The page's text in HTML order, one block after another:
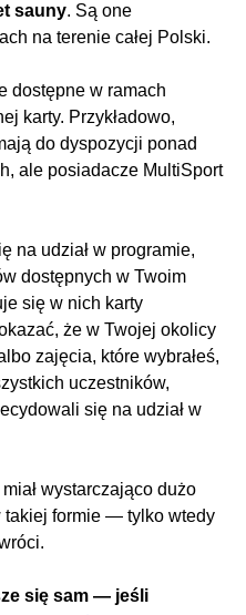
sauny. Są one
na terenie całej Polski.
dostępne w ramach
karty. Przykładowo,
do dyspozycji ponad
ale posiadacze MultiSport
na udział w programie,
dostępnych w Twoim
się w nich karty
że w Twojej okolicy
zajęcia, które wybrałeś,
uczestników,
się na udział w
wystarczająco dużo
takiej formie — tylko wtedy
się sam — jeśli